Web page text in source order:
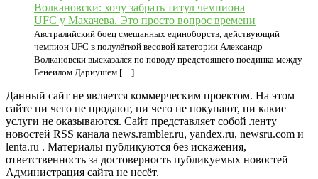
Волкановски: хочу забрать титул чемпиона
UFC у Махачева. Это просто вопрос времени
Австралийский боец смешанных единоборств, действующий
чемпион UFC в полулёгкой весовой категории Александр
Волкановски высказался по поводу предстоящего поединка между
Бенеилом Дариушем […]
Данный сайт не является коммерческим проектом. На этом
сайте ни чего не продают, ни чего не покупают, ни какие
услуги не оказываются. Сайт представляет собой ленту
новостей RSS канала news.rambler.ru, yandex.ru, newsru.com и
lenta.ru . Материалы публикуются без искажения,
ответственность за достоверность публикуемых новостей
Администрация сайта не несёт.